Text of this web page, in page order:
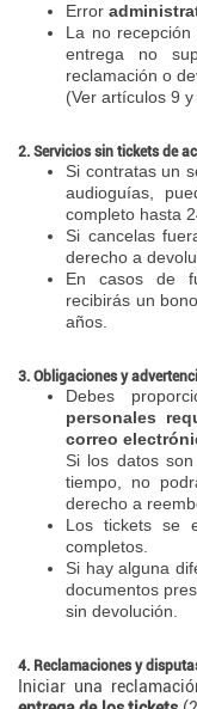
Error
La no
entrega no
reclamación o
(Ver artículos 9
2. Servicios sin tickets de
Si contratas un
audioguías,
completo hasta
Si cancelas
derecho a
En casos de
recibirás un
años.
3. Obligaciones y
Debes
personales
correo
Si los datos
tiempo, no
derecho a
Los tickets se
completos.
Si hay alguna
documentos
sin devolución.
4. Reclamaciones y
Iniciar una